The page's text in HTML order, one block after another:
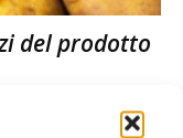
del prodotto